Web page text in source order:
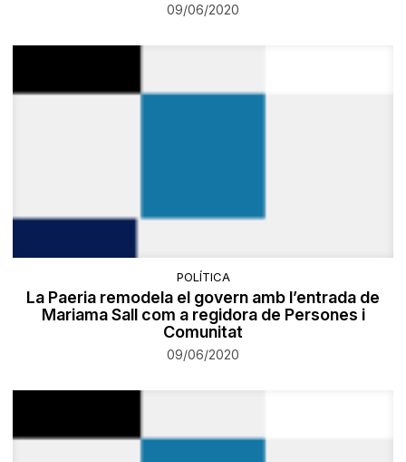
09/06/2020
POLÍTICA
La Paeria remodela el govern amb l’entrada de
Mariama Sall com a regidora de Persones i
Comunitat
09/06/2020